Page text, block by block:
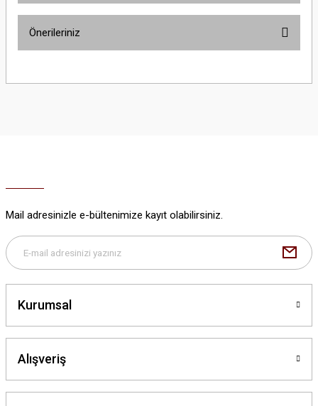
Önerileriniz
yetersiz gördüğünüz noktaları öneri formunu kullanarak tarafımıza
Bu ürüne benzer farklı alternatifler olmalı.
Mail adresinizle e-bültenimize kayıt olabilirsiniz.
Kurumsal
Alışveriş